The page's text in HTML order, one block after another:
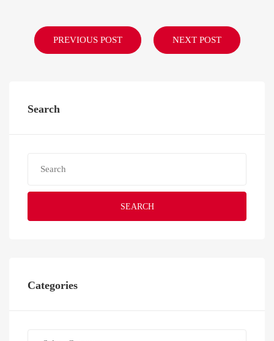
PREVIOUS POST NEXT POST
Search
SEARCH
Categories